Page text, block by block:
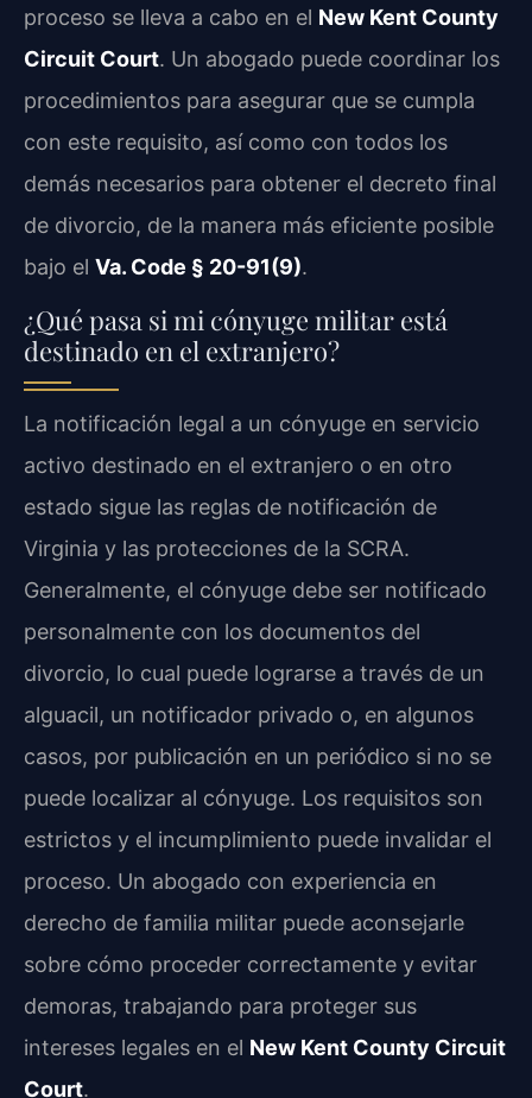
proceso se lleva a cabo en el New Kent County
Circuit Court. Un abogado puede coordinar los
procedimientos para asegurar que se cumpla
con este requisito, así como con todos los
demás necesarios para obtener el decreto final
de divorcio, de la manera más eficiente posible
bajo el Va. Code § 20-91(9).
¿Qué pasa si mi cónyuge militar está
destinado en el extranjero?
La notificación legal a un cónyuge en servicio
activo destinado en el extranjero o en otro
estado sigue las reglas de notificación de
Virginia y las protecciones de la SCRA.
Generalmente, el cónyuge debe ser notificado
personalmente con los documentos del
divorcio, lo cual puede lograrse a través de un
alguacil, un notificador privado o, en algunos
casos, por publicación en un periódico si no se
puede localizar al cónyuge. Los requisitos son
estrictos y el incumplimiento puede invalidar el
proceso. Un abogado con experiencia en
derecho de familia militar puede aconsejarle
sobre cómo proceder correctamente y evitar
demoras, trabajando para proteger sus
intereses legales en el New Kent County Circuit
Court.